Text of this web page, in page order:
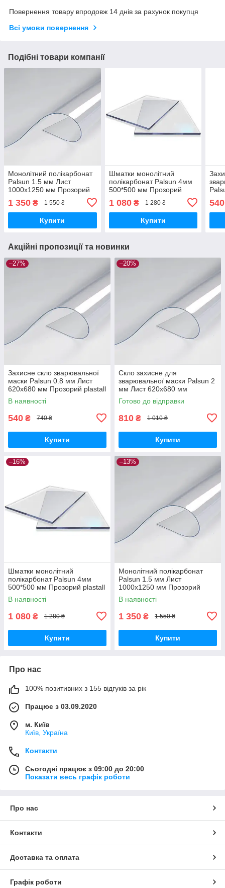
Повернення товару впродовж 14 днів за рахунок покупця
Всі умови повернення
Подібні товари компанії
Монолітний полікарбонат
Palsun 1.5 мм Лист
1000x1250 мм Прозорий
1 350 ₴ 1 550 ₴
Купити
Шматки монолітний
полікарбонат Palsun 4мм
500*500 мм Прозорий
1 080₴ 1 280 ₴
Купити
540
Акційні пропозиції та новинки
–27%
Захисне скло зварювальної
маски Palsun 0.8 мм Лист
620x680 мм Прозорий plastall
В наявності
540 ₴ 740 ₴
Купити
–20%
Скло захисне для
зварювальної маски Palsun 2
мм Лист 620x680 мм
Прозорий (монолітний
полікарбонат) plastall
Готово до відправки
810 ₴ 1 010 ₴
Купити
–16%
Шматки монолітний
полікарбонат Palsun 4мм
500*500 мм Прозорий plastall
В наявності
1 080 ₴ 1 280 ₴
Купити
–13%
Монолітний полікарбонат
Palsun 1.5 мм Лист
1000x1250 мм Прозорий
(Оргскло) plastall
В наявності
1 350 ₴ 1 550 ₴
Купити
Про нас
100% позитивних з 155 відгуків за рік
Працює з 03.09.2020
м. Київ
Київ, Україна
Контакти
Сьогодні працює з 09:00 до 20:00
Показати весь графік роботи
Про нас
Контакти
Доставка та оплата
Графік роботи